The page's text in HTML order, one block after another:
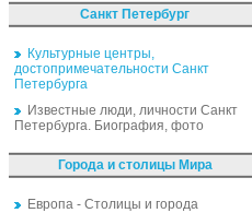
Санкт Петербург
Культурные центры,
достопримечательности Санкт
Петербурга
Известные люди, личности Санкт
Петербурга. Биография, фото
Города и столицы Мира
Европа - Столицы и города